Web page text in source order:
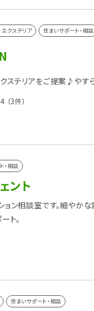
エクステリア 住まいサポート・相談
ステリアをご提案♪やす
（3件）
・相談
ント
ョン相談室です。細やか
ト。
住まいサポート・相談